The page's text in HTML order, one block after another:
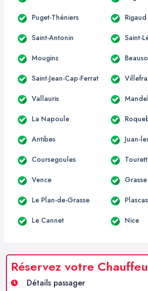
Puget-Théniers Rigaud
Saint-Antonin Saint-
Mougins
Saint-Jean-Cap-Ferrat
Vallauris
La Napoule
Antibes Juan-
Coursegoules
Vence Grasse
Le Plan-de-Grasse
Le Cannet Nice
Réservez votre
Détails passager